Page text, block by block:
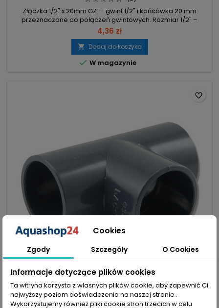
Złączka 1/2" x 20mm GZ — gwint 1/2" i końcówka 20 mm
przeznaczone do połączeń gwintowych. Rozmiar 1/2" –
standardowy gwint calowy, łatwy montaż z elementami 1/2".
Średnica 20 mm – dopasowanie do rur o nominalnej
średnicy 20 mm. Typ GZ – gwint zewnętrzny (GZ) do łączenia
z gwintami wewnętrznymi.
4,36 zł
 Dodaj do koszyka
 W magazynie
MARKA:INNY
TRÓJNIK PCV 90ST 20MM - IDEALNY DO AKWARIUM
favorite_border
Cookies
Zgody Szczegóły O Cookies
Informacje dotyczące plików cookies
Ta witryna korzysta z własnych plików cookie, aby zapewnić Ci
najwyższy poziom doświadczenia na naszej stronie .
Wykorzystujemy również pliki cookie stron trzecich w celu